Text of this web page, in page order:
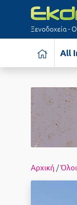
Ξενοδοχεία -
All
Αρχική /